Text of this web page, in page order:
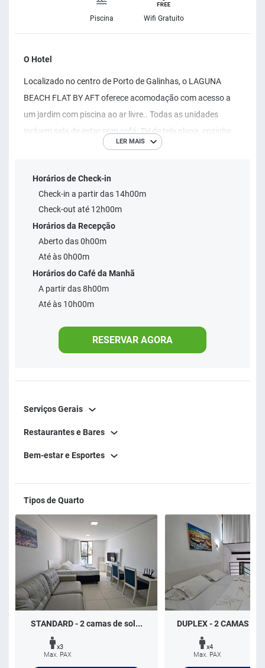
Piscina Wifi Gratuito
O Hotel
Localizado no centro de Porto de Galinhas, o LAGUNA
BEACH FLAT BY AFT oferece acomodação com acesso a
um jardim com piscina ao ar livre.. Todas as unidades
incluem sala de estar com sofá, TV de tela plana, cozinha
equipada e banheiro privativo com chuveiro, e varanda com
academia. Além disso, você pode relaxar no lounge
compartilhado.. O LAGUNA BEACH FLAT BY AFT fica a 3,8
km da praia de Maracaípe e a 1,9 km do Projeto
Hippocampus. Já o Aeroporto Internacional do
Recife/Guararapes - Gilberto Freyre está situado a 53 km
LER MAIS
Horários de Check-in
Check-in a partir das 14h00m
Check-out até 12h00m
Horários da Recepção
Aberto das 0h00m
Até às 0h00m
Horários do Café da Manhã
A partir das 8h00m
Até às 10h00m
RESERVAR AGORA
Serviços Gerais
Restaurantes e Bares
Bem-estar e Esportes
Tipos de Quarto
STANDARD - 2 camas de sol...
x3
Max. PAX
DUPLEX - 2 CAMAS DE
x4
Max. PAX